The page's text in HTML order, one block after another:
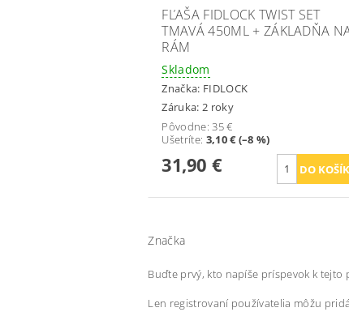
FĽAŠA FIDLOCK TWIST SET
TMAVÁ 450ML + ZÁKLADŇA
RÁM
Skladom
Značka: FIDLOCK
Záruka: 2 roky
Pôvodne:35 €
Ušetríte: 3,10 € (–8 %)
31,90 €
Značka
Buďte prvý, kto napíše príspevok k tejto
Len registrovaní používatelia môžu